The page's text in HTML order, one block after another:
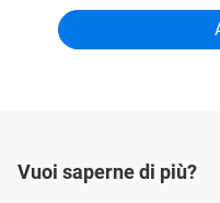
Vuoi saperne di più?